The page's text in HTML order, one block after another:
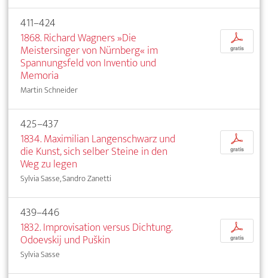
411–424
1868. Richard Wagners »Die
Meistersinger von Nürnberg« im
Spannungsfeld von Inventio und
Memoria
Martin Schneider
p
gratis
425–437
1834. Maximilian Langenschwarz und
die Kunst, sich selber Steine in den
Weg zu legen
Sylvia Sasse, Sandro Zanetti
p
gratis
439–446
1832. Improvisation versus Dichtung.
Odoevskij und Puškin
Sylvia Sasse
p
gratis